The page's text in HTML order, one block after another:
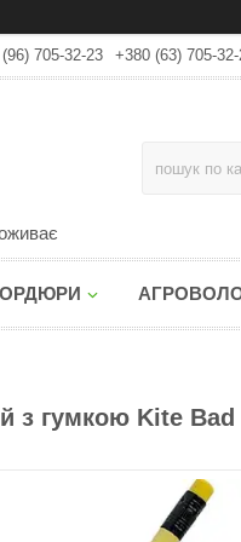
705-32-23 +380 (63) 705-
з гумкою Kite